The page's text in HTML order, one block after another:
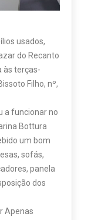
usados,
do Recanto
às terças-
Filho, nº,
a funcionar no
Bottura
um bom
sofás,
panela
dos
Apenas